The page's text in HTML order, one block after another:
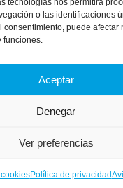
tecnologías nos permitirá
o las identificaciones
consentimiento, puede afectar
funciones.
Aceptar
Denegar
Ver preferencias
Política de privacidad
4.0